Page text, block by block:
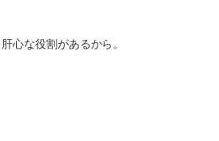
心な役割があるから。